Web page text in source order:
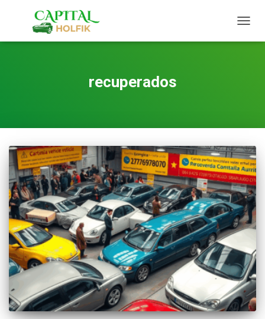
recuperados